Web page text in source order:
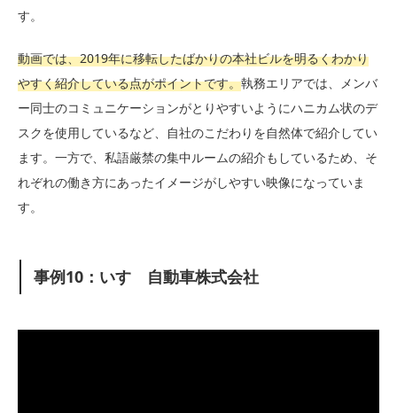
す。
動画では、2019年に移転したばかりの本社ビルを明るくわかり
やすく紹介している点がポイントです。執務エリアでは、メンバ
ー同士のコミュニケーションがとりやすいようにハニカム状のデ
スクを使用しているなど、自社のこだわりを自然体で紹介してい
ます。一方で、私語厳禁の集中ルームの紹介もしているため、そ
れぞれの働き方にあったイメージがしやすい映像になっていま
す。
事例10：いすゞ自動車株式会社